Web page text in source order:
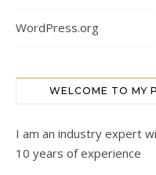
WordPress.org
WELCOME TO MY
I am an industry expert
10 years of experience